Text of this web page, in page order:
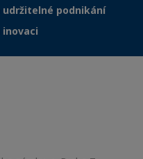
udržitelné podnikání
inovaci